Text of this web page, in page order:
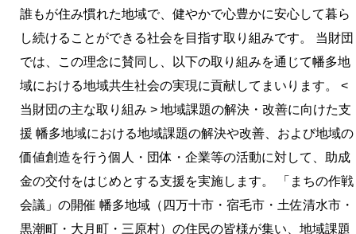
誰もが住み慣れた地域で、健やかで心豊かに安心して暮ら
し続けることができる社会を目指す取り組みです。 当財団
では、この理念に賛同し、以下の取り組みを通じて幡多地
域における地域共生社会の実現に貢献してまいります。 <
当財団の主な取り組み > 地域課題の解決・改善に向けた支
援 幡多地域における地域課題の解決や改善、および地域の
価値創造を行う個人・団体・企業等の活動に対して、助成
金の交付をはじめとする支援を実施します。 「まちの作戦
会議」の開催 幡多地域（四万十市・宿毛市・土佐清水市・
黒潮町・大月町・三原村）の住民の皆様が集い、地域課題
に
登
録
し
ま
し
た